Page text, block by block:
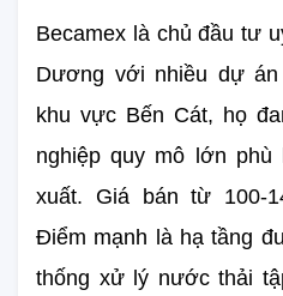
Becamex là chủ đầu tư
Dương với nhiều dự
khu vực Bến Cát, họ
nghiệp quy mô lớn
xuất. Giá bán từ 100-
Điểm mạnh là hạ tầng
thống xử lý nước thải